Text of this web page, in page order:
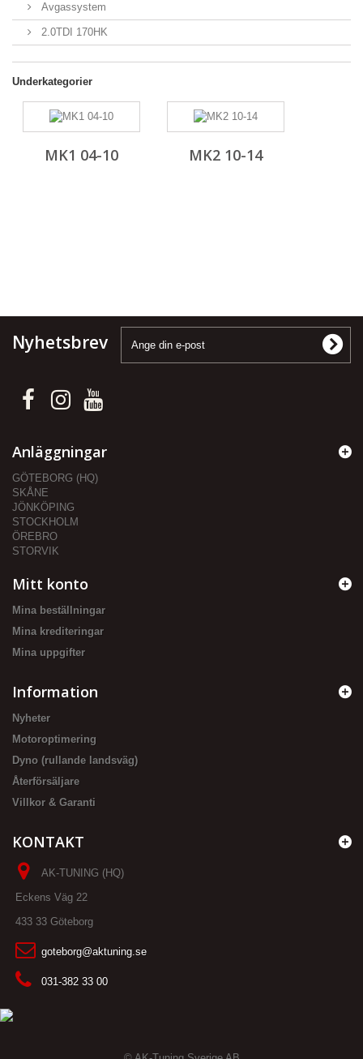
Avgassystem
2.0TDI 170HK
Underkategorier
MK1 04-10 MK2 10-14
Nyhetsbrev
Anläggningar
GÖTEBORG (HQ)
SKÅNE
JÖNKÖPING
STOCKHOLM
ÖREBRO
STORVIK
Mitt konto
Mina beställningar
Mina krediteringar
Mina uppgifter
Information
Nyheter
Motoroptimering
Dyno (rullande landsväg)
Återförsäljare
Villkor & Garanti
KONTAKT
AK-TUNING (HQ)
Eckens Väg 22
433 33 Göteborg
goteborg@aktuning.se
031-382 33 00